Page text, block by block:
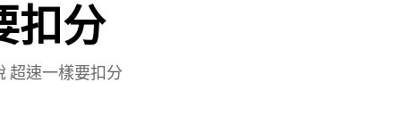
扣分
超速一樣要扣分